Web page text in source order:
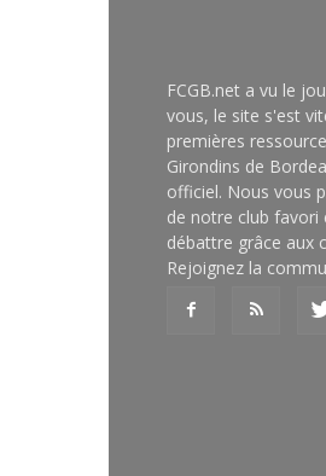
FCGB.net a vu le
vous, le site s'est
premières
Girondins de
officiel. Nous vous
de notre club favori
débattre grâce aux
Rejoignez la